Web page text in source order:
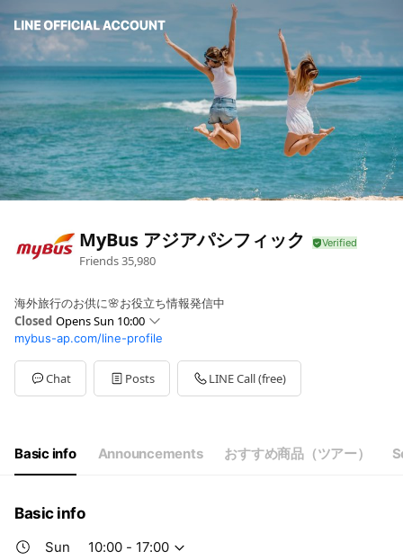
MyBus アジアパシフィック
Friends35,980
海外旅行のお供に🌸お役立ち情報発信中
Closed Opens Sun 10:00
Sun10:00 - 17:00
Mon10:00 - 17:00
Tue10:00 - 17:00
Wed10:00 - 17:00
10:00 - 17:00
*各国の祝日に準ずる
mybus-ap.com/line-profile
Chat Posts LINE Call (free)
Basic info Announcements おすすめ商品（ツアー）
Basic info
Sun
10:00 - 17:00